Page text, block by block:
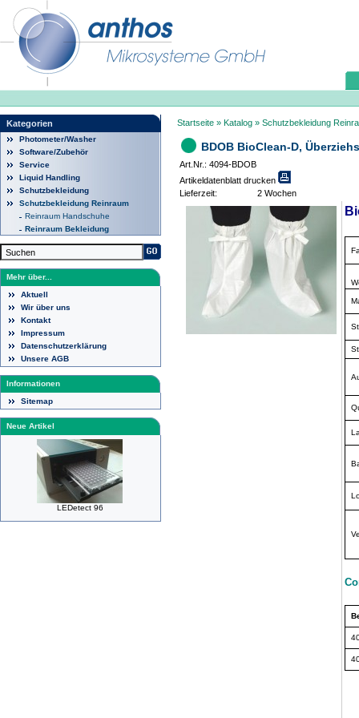
Kategorien
Photometer/Washer
Software/Zubehör
Service
Liquid Handling
Schutzbekleidung
Schutzbekleidung Reinraum
Reinraum Handschuhe
Reinraum Bekleidung
Mehr über...
Aktuell
Wir über uns
Kontakt
Impressum
Datenschutzerklärung
Unsere AGB
Informationen
Sitemap
Neue Artikel
LEDetect 96
Startseite » Katalog » Schutzbekleidung
BDOB BioClean-D,
Art.Nr.: 4094-BDOB
Artikeldatenblatt drucken
Lieferzeit:
2 Wochen